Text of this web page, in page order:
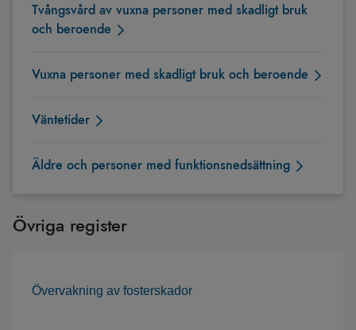
Tvångsvård av vuxna personer med skadligt bruk
och beroende
Vuxna personer med skadligt bruk och beroende
Väntetider
Äldre och personer med funktionsnedsättning
Övriga register
Övervakning av fosterskador